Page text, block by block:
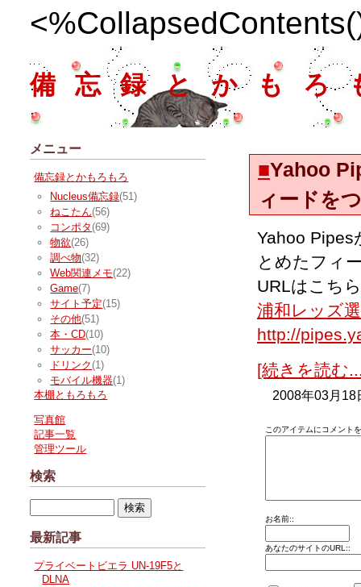
備忘録とかもろ
■Yahoo
ィードを
Yahoo
とめたフィ
URLはこちら
浦和レッズ
http://
[続きを読む
2008年03月
このアイテムにコメント
お名前::
あなたのサイトのURL::
メニュー
備忘録とかもろもろ
Nucleus備忘録(51)
ねこたん(56)
コンポタ (69)
物欲(26)
調べ物(32)
Web関連メモ(22)
Game(7)
サイト予定(15)
その他(51)
本・CD(10)
サッカー(10)
ドリンク (1)
モバイル機器(1)
本棚ともろもろ
写真館
記事一覧
管理ツール
検索
最新記事
プライベートビエラ UN-19F5と
DLNA